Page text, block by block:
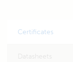
Certificates